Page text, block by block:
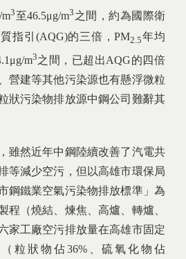
3至46.5μg/m3 之間，約為國際衛
指引(AQG)的三倍，PM2.5年均
m3之間，已超出AQG的四倍
營建等其他污染源也有懸浮微粒
狀污染物排放源中鋼公司難辭其
雖然近年中鋼陸續改善了汽電共
等減少空污，但以高雄市環保局
鋼鐵業空氣污染物排放標準」為
程（燒結、煉焦、高爐、轉爐、
家工廠空污排放量在高雄市固定
粒狀物佔36%、硫氧化物佔